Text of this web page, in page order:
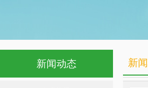
新闻动态 新闻